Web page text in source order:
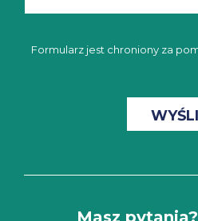
Formularz jest chroniony za